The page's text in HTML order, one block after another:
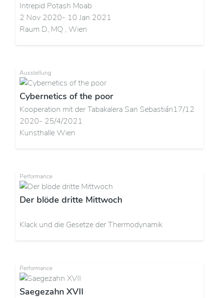
Intrepid Potash Moab
2 Nov 2020- 10 Jan 2021
Raum D, MQ , Wien
Ausstellung
Cybernetics of the poor
Kooperation mit der Tabakalera San Sebastián17/12
2020- 25/4/2021
Kunsthalle Wien
Performance
Der blöde dritte Mittwoch
Klack und die Gesetze der Thermodynamik
Performance
Saegezahn XVII